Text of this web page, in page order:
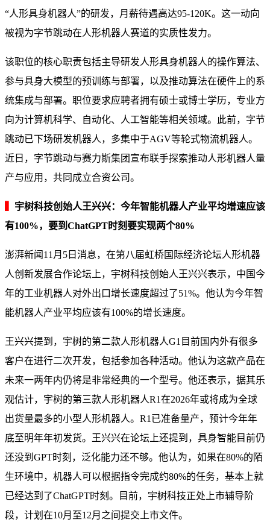
“人形具身机器人”的研发，月薪待遇高达95-120K。这一动向
被视为字节跳动在人形机器人赛道的实质性发力。
该职位的核心职责包括主导研发人形具身机器人的操作算法、
参与具身大模型的预训练与部署，以及推动算法在硬件上的系
统集成与部署。职位要求应聘者拥有硕士或博士学历，专业方
向为计算机科学、自动化、人工智能等相关领域。此前，字节
跳动已下场研发机器人，多集中于AGV等轮式物流机器人。
近日，字节跳动与赛力斯集团宣布联手探索推动人形机器人量
产与应用，共同成立合资公司。
宇树科技创始人王兴兴：今年智能机器人产业平均增速应该
有100%，要到ChatGPT时刻要实现两个80%
澎湃新闻11月5日消息，在第八届虹桥国际经济论坛人形机器
人创新发展合作论坛上，宇树科技创始人王兴兴表示，中国今
年的工业机器人对外出口增长速度超过了51%。他认为今年智
能机器人产业平均应该有100%的增长速度。
王兴兴提到，宇树的第二款人形机器人G1目前国内外有很多
客户在进行二次开发，包括参加各种活动。他认为这款产品在
未来一两年内仍将是非常经典的一个型号。他还表示，据其乐
观估计，宇树的第三款人形机器人R1在2026年或将成为全球
出货量最多的小型人形机器人。R1已准备量产，预计今年年
底至明年年初发货。王兴兴在论坛上还提到，具身智能目前仍
还没到GPT时刻，泛化能力还不够。他认为，如果在80%的陌
生环境中，机器人可以根据指令完成约80%的任务，基本上就
已经达到了ChatGPT时刻。目前，宇树科技正处上市辅导阶
段，计划在10月至12月之间提交上市文件。